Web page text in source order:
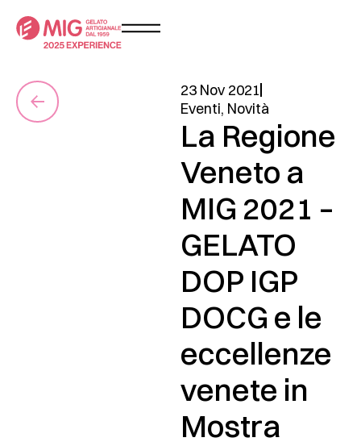
23 Nov 2021
Eventi, Novità
La Regione
Veneto a
MIG 2021 –
GELATO
DOP IGP
DOCG e le
eccellenze
venete in
Mostra